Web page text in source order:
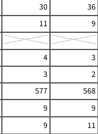
30 36
11 9
4 3
3 2
577 568
9 9
9 11